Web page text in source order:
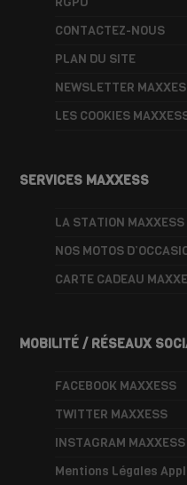
CONTACTEZ-NOUS
PLAN DU SITE
NEWSLETTER
LES COOKIES
SERVICES MAXXESS
LA STATION MAXXESS
NOS MOTOS
CARTE CADEAU
MOBILITÉ / RÉSEAUX
FACEBOOK MAXXESS
TWITTER MAXXESS
INSTAGRAM MAXXESS
Mentions Légales